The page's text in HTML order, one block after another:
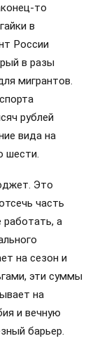
то
в
России
в разы
мигрантов.
рублей
вида на
шести.
Это
часть
а
на сезон и
эти суммы
на
и вечную
барьер.